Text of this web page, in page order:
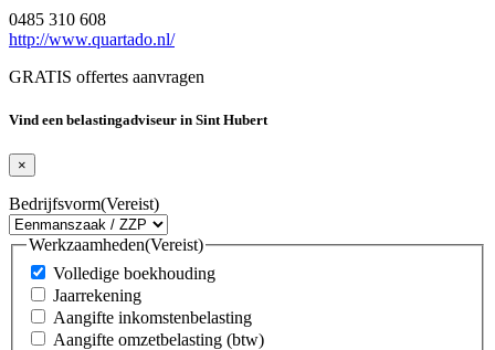
0485 310 608
http://www.quartado.nl/
GRATIS offertes aanvragen
Vind een belastingadviseur in Sint Hubert
×
Bedrijfsvorm(Vereist)
Werkzaamheden(Vereist)
Volledige boekhouding
Jaarrekening
Aangifte inkomstenbelasting
Aangifte omzetbelasting (btw)